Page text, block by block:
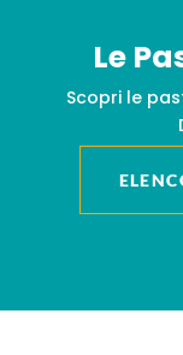
Le
Scopri le